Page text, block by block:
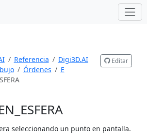
Referencia
Digi3D.AI
Órdenes
E
Editar
seleccionando un punto en pantalla.